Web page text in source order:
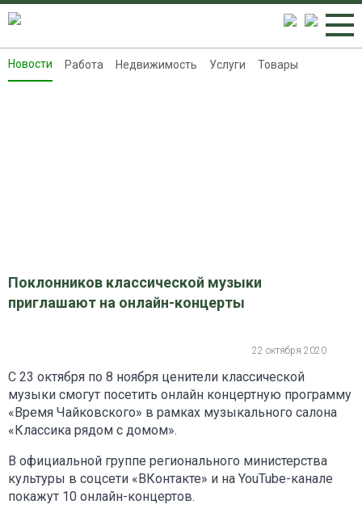
Новости
Новости Работа Недвижимость Услуги Товары
Поклонников классической музыки
приглашают на онлайн-концерты
22 октября 2020
С 23 октября по 8 ноября ценители классической
музыки смогут посетить онлайн концертную программу
«Время Чайковского» в рамках музыкального салона
«Классика рядом с домом».
В официальной группе регионального министерства
культуры в соцсети «ВКонтакте» и на YouTube-канале
покажут 10 онлайн-концертов.